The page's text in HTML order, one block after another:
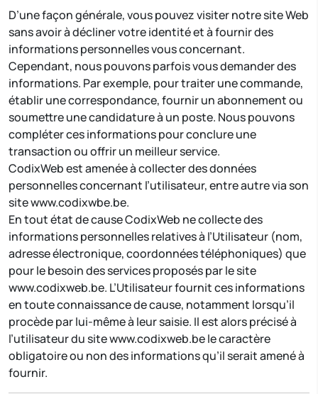
D’une façon générale, vous pouvez visiter notre site Web
sans avoir à décliner votre identité et à fournir des
informations personnelles vous concernant.
Cependant, nous pouvons parfois vous demander des
informations. Par exemple, pour traiter une commande,
établir une correspondance, fournir un abonnement ou
soumettre une candidature à un poste. Nous pouvons
compléter ces informations pour conclure une
transaction ou offrir un meilleur service.
CodixWeb est amenée à collecter des données
personnelles concernant l’utilisateur, entre autre via son
site www.codixwbe.be.
En tout état de cause CodixWeb ne collecte des
informations personnelles relatives à l’Utilisateur (nom,
adresse électronique, coordonnées téléphoniques) que
pour le besoin des services proposés par le site
www.codixweb.be. L’Utilisateur fournit ces informations
en toute connaissance de cause, notamment lorsqu’il
procède par lui-même à leur saisie. Il est alors précisé à
l’utilisateur du site www.codixweb.be le caractère
obligatoire ou non des informations qu’il serait amené à
fournir.